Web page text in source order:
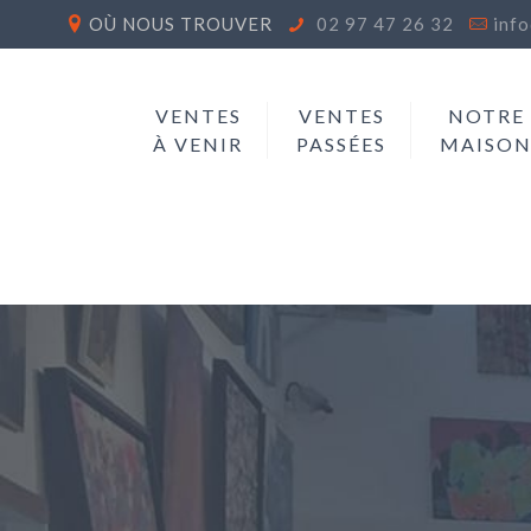
OÙ NOUS TROUVER 02 97 47 26 32
VENTES
À VENIR
VENTES
PASSÉES
NOTRE